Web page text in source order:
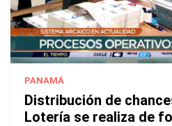
PANAMÁ
Distribución de
Lotería se realiza de